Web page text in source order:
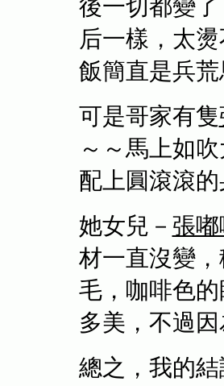
後一切都變
后一樣，太
飯簡直是兵
可是哥家有隻
～～馬上如
配上圓滾滾
她女兒－ 張嘟
材一直沒變
毛，咖啡色
多美，不過
總之，我的